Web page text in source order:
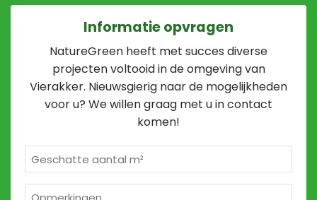
Informatie opvragen
NatureGreen heeft met succes diverse
projecten voltooid in de omgeving van
Vierakker. Nieuwsgierig naar de mogelijkheden
voor u? We willen graag met u in contact
komen!
m²